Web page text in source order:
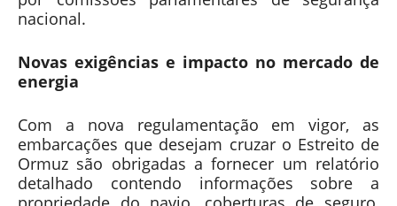
nacional.
Novas exigências e impacto no mercado de
energia
Com a nova regulamentação em vigor, as
embarcações que desejam cruzar o Estreito de
Ormuz são obrigadas a fornecer um relatório
detalhado contendo informações sobre a